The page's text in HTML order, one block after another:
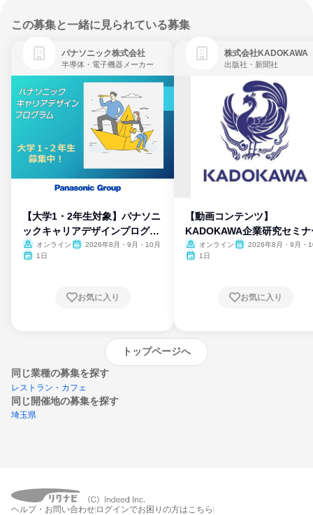
この募集と一緒に見られている募集
パナソニック株式会社
半導体・電子機器メーカー
【大学1・2年生対象】パナソニ
ックキャリアデザインプログラ
ム
オンライン
2026年8月・9月・10月
1日
お気に入り
株式会社KADOKAWA
出版社・新聞社
【動画コンテンツ】
KADOKAWA企業研究セミナ
オンライン
2026年8月・9月・
1日
お気に入り
トップページへ
同じ業種の募集を探す
レストラン・カフェ
同じ開催地の募集を探す
埼玉県
エントリーするとプログラムの詳細案内を
受け取れるようになります
ヘルプ・お問い合わせ ログインでお困りの方はこちら